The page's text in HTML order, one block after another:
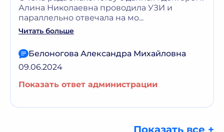
Алина Николаевна проводила УЗИ и
параллельно отвечала на мо...
Читать больше
Белоногова Александра Михайловна
09.06.2024
Показать ответ администрации
Показать все +